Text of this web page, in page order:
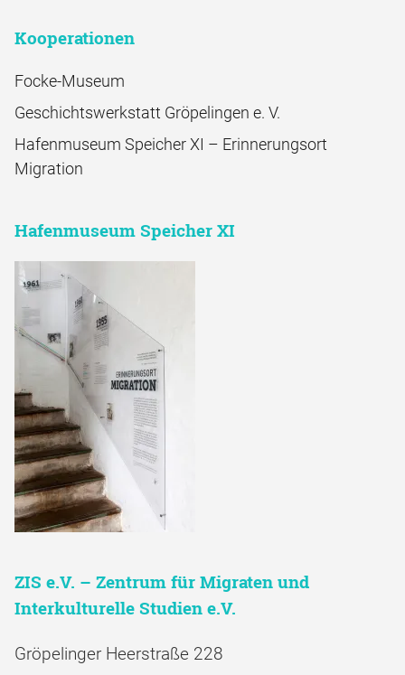
Kooperationen
Focke-Museum
Geschichtswerkstatt Gröpelingen e. V.
Hafenmuseum Speicher XI – Erinnerungsort
Migration
Hafenmuseum Speicher XI
ZIS e.V. – Zentrum für Migraten und
Interkulturelle Studien e.V.
Gröpelinger Heerstraße 228